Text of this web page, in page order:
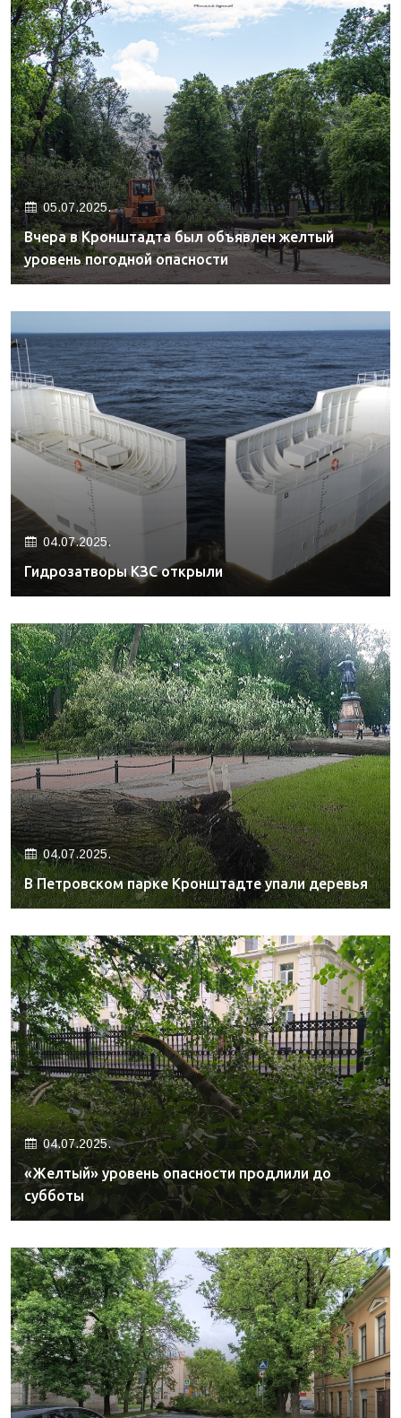
05.07.2025.
Вчера в Кронштадта был объявлен желтый
уровень погодной опасности
04.07.2025.
Гидрозатворы КЗС открыли
04.07.2025.
В Петровском парке Кронштадте упали деревья
04.07.2025.
«Желтый» уровень опасности продлили до
субботы